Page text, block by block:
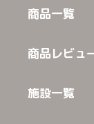
商品一覧
商品レビュ
施設一覧